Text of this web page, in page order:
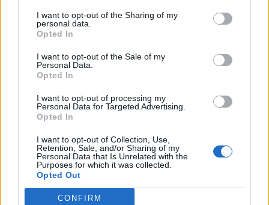
I want to opt-out of the Sharing of my
personal data.
Opted In
I want to opt-out of the Sale of my
Personal Data.
Opted In
I want to opt-out of processing my
Personal Data for Targeted Advertising.
Opted In
I want to opt-out of Collection, Use,
Retention, Sale, and/or Sharing of my
Personal Data that Is Unrelated with the
Purposes for which it was collected.
Opted Out
CONFIRM
Inutilizzato 38 - 100
Scarica riepilogo
stagionale
Giornata VotoFVEntratoUscito
1 MIL 2-2 TOR